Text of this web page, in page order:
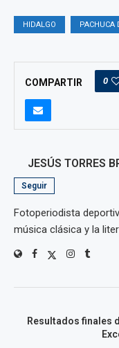
HIDALGO PACHUCA
COMPARTIR 0
JESÚS TORRES
Seguir
Fotoperiodista
música clásica y la
Resultados finales